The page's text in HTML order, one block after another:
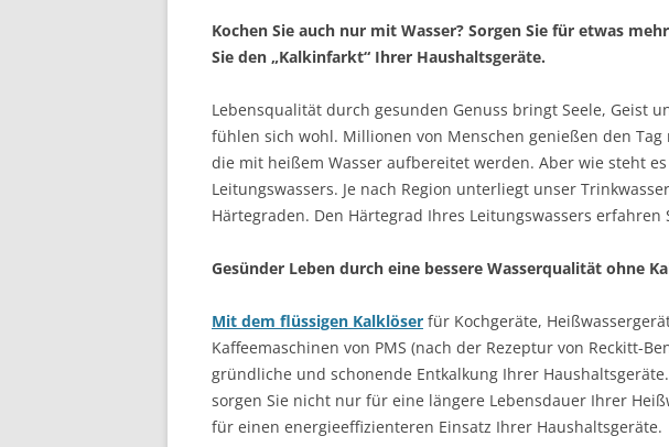
Kochen Sie auch nur mit Wasser? Sorgen Sie für etwas
Sie den „Kalkinfarkt“ Ihrer Haushaltsgeräte.
Lebensqualität durch gesunden Genuss bringt Seele, Geist
fühlen sich wohl. Millionen von Menschen genießen den Tag
die mit heißem Wasser aufbereitet werden. Aber wie steht
Leitungswassers. Je nach Region unterliegt unser
Härtegraden. Den Härtegrad Ihres Leitungswassers erfahren
Gesünder Leben durch eine bessere Wasserqualität ohne
Mit dem flüssigen Kalklöser für Kochgeräte,
Kaffeemaschinen von PMS (nach der Rezeptur von Reckitt-
gründliche und schonende Entkalkung Ihrer
sorgen Sie nicht nur für eine längere Lebensdauer Ihrer
für einen energieeffizienteren Einsatz Ihrer Haushaltsgeräte.